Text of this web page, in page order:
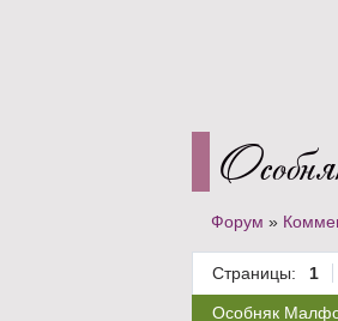
Форум »
Страницы: 1
Особняк